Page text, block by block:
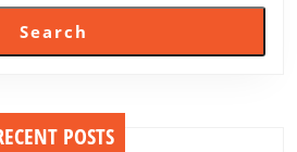
Search
POSTS